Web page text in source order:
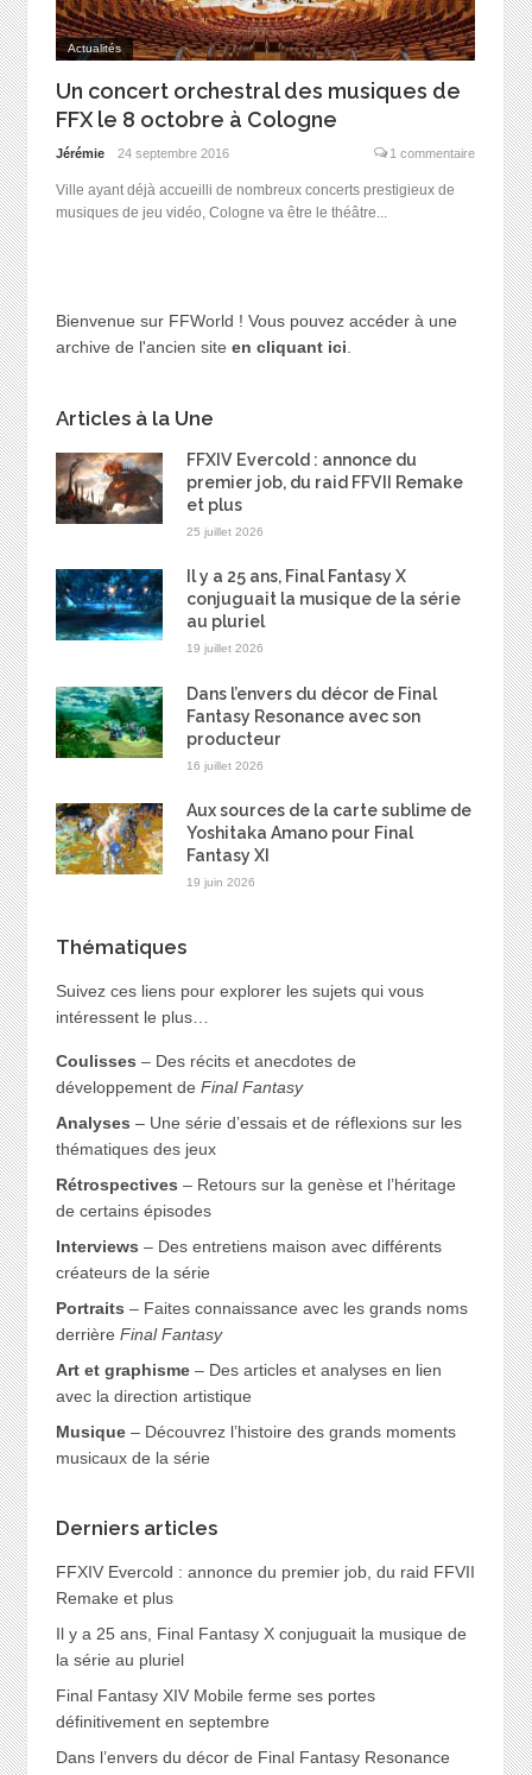
Actualités
Un concert orchestral des musiques de
FFX le 8 octobre à Cologne
Jérémie 24 septembre 2016 1 commentaire
Ville ayant déjà accueilli de nombreux concerts prestigieux de
musiques de jeu vidéo, Cologne va être le théâtre...
Bienvenue sur FFWorld ! Vous pouvez accéder à une
archive de l'ancien site en cliquant ici.
Articles à la Une
FFXIV Evercold : annonce du
premier job, du raid FFVII Remake
et plus
25 juillet 2026
Il y a 25 ans, Final Fantasy X
conjuguait la musique de la série
au pluriel
19 juillet 2026
Dans l’envers du décor de Final
Fantasy Resonance avec son
producteur
16 juillet 2026
Aux sources de la carte sublime de
Yoshitaka Amano pour Final
Fantasy XI
19 juin 2026
Thématiques
Suivez ces liens pour explorer les sujets qui vous
intéressent le plus…
Coulisses – Des récits et anecdotes de
développement de Final Fantasy
Analyses – Une série d’essais et de réflexions sur les
thématiques des jeux
Rétrospectives – Retours sur la genèse et l’héritage
de certains épisodes
Interviews – Des entretiens maison avec différents
créateurs de la série
Portraits – Faites connaissance avec les grands noms
derrière Final Fantasy
Art et graphisme– Des articles et analyses en lien
avec la direction artistique
Musique– Découvrez l’histoire des grands moments
musicaux de la série
Derniers articles
FFXIV Evercold : annonce du premier job, du raid FFVII
Remake et plus
Il y a 25 ans, Final Fantasy X conjuguait la musique de
la série au pluriel
Final Fantasy XIV Mobile ferme ses portes
définitivement en septembre
Dans l’envers du décor de Final Fantasy Resonance